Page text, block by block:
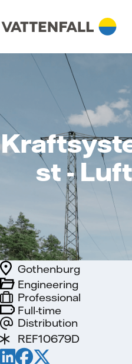
st -
Full-time
Distribution
Engineering
Gothenburg
Professional
REF10679D